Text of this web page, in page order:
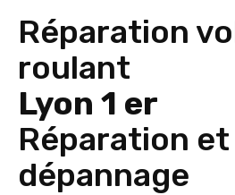
Réparation
roulant
Lyon 1 er
Réparation et
dépannage